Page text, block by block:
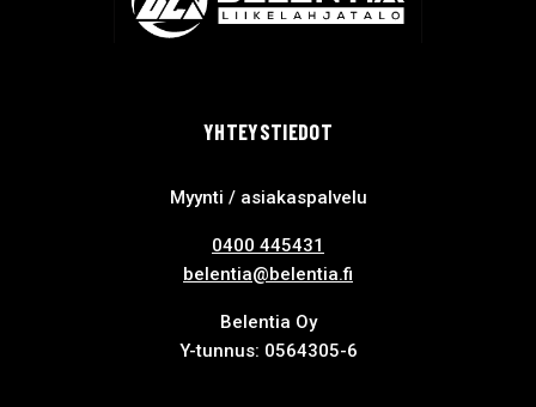
YHTEYSTIEDOT
Myynti / asiakaspalvelu
0400 445431
belentia@belentia.fi
Belentia Oy
Y-tunnus: 0564305-6